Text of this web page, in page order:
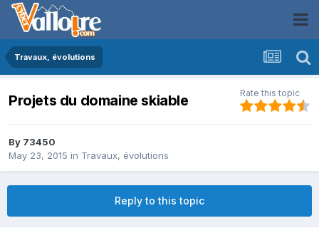
Travaux, évolutions
Projets du domaine skiable Rate this topic
By 73450
May 23, 2015 in Travaux, évolutions
Reply to this topic